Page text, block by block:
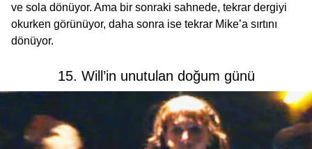
ve sola dönüyor. Ama bir sonraki sahnede, tekrar dergiyi
okurken görünüyor, daha sonra ise tekrar Mike’a sırtını
dönüyor.
15. Will’in unutulan doğum günü